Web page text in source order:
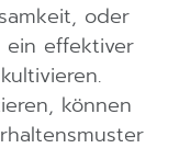
oder
ein effektiver
können